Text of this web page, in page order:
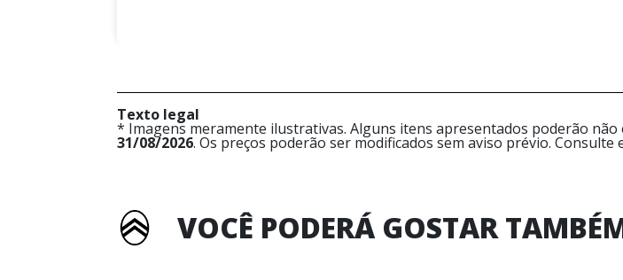
Texto legal
* Imagens meramente ilustrativas. Alguns itens apresentados poderão
31/08/2026. Os preços poderão ser modificados sem aviso prévio.
VOCÊ PODERÁ GOSTAR